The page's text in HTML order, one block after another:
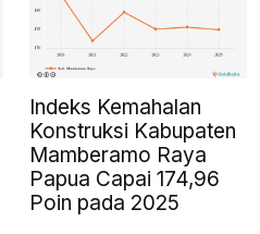
Indeks Kemahalan
Konstruksi Kabupaten
Mamberamo Raya
Papua Capai 174,96
Poin pada 2025